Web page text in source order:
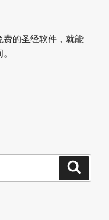
费的圣经软件 ，就能